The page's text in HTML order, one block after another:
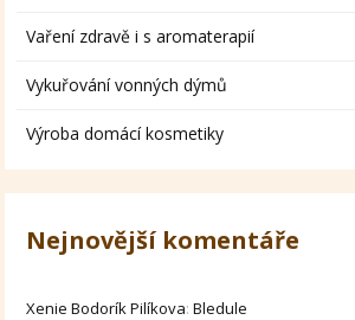
Vaření zdravě i s aromaterapií
Vykuřování vonných dýmů
Výroba domácí kosmetiky
Nejnovější komentáře
Xenie Bodorík Pilíkova:Bledule